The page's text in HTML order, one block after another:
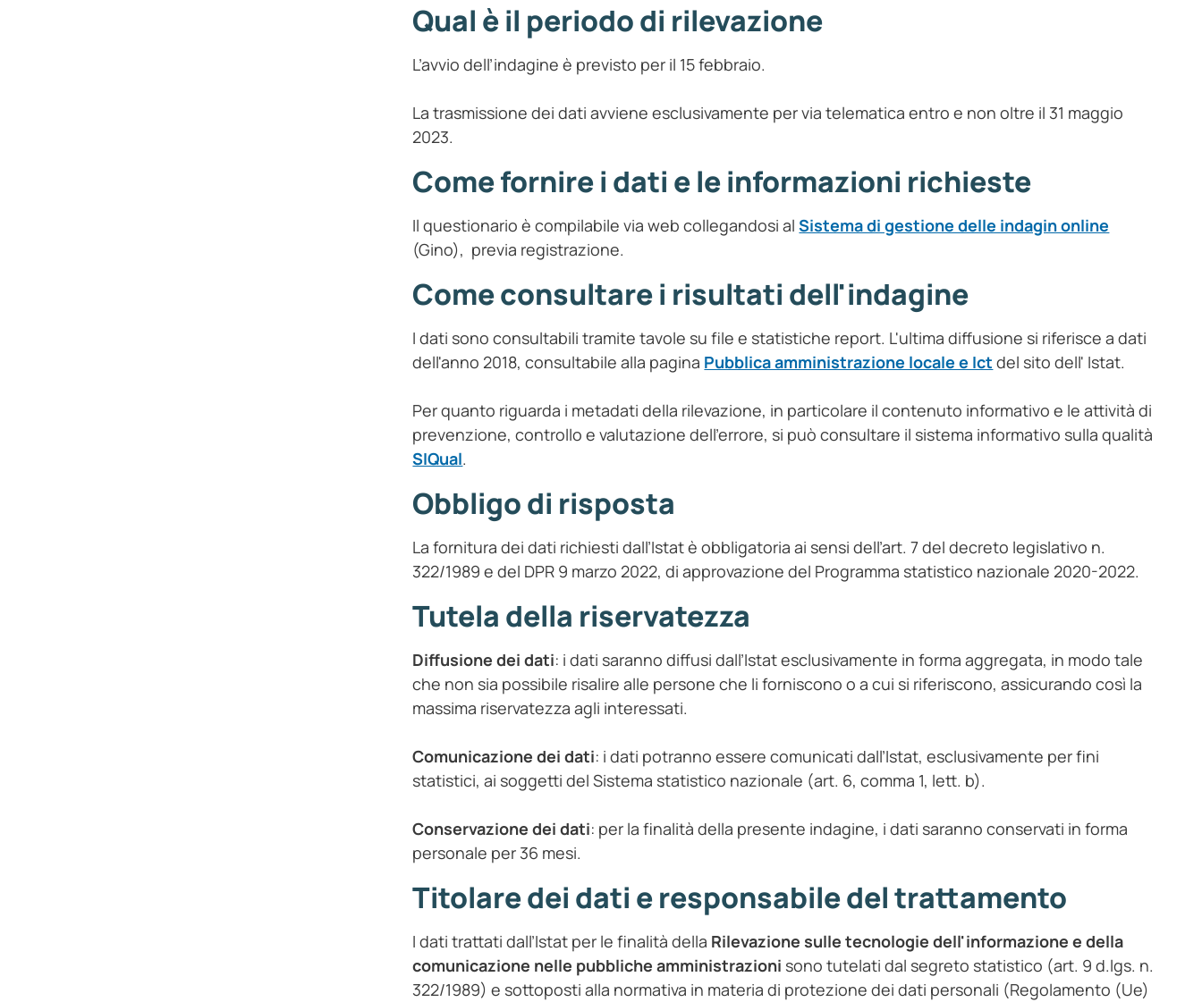
Qual è il periodo di rilevazione
L’avvio dell’indagine è previsto per il 15 febbraio.
La trasmissione dei dati avviene esclusivamente per via telematica entro e non oltre il 31 maggio
2023.
Come fornire i dati e le informazioni richieste
Il questionario è compilabile via web collegandosi alSistema di gestione delle indagin online
(Gino), previa registrazione.
Come consultare i risultati dell'indagine
I dati sono consultabili tramite tavole su file e statistiche report. L'ultima diffusione si riferisce a dati
dell'anno 2018, consultabile alla pagina Pubblica amministrazione locale e Ict del sito dell' Istat.
Per quanto riguarda i metadati della rilevazione, in particolare il contenuto informativo e le attività di
prevenzione, controllo e valutazione dell'errore, si può consultare il sistema informativo sulla qualità
SIQual.
Obbligo di risposta
La fornitura dei dati richiesti dall’Istat è obbligatoria ai sensi dell’art. 7 del decreto legislativo n.
322/1989 e del DPR 9 marzo 2022, di approvazione del Programma statistico nazionale 2020-2022.
Tutela della riservatezza
Diffusione dei dati: i dati saranno diffusi dall’Istat esclusivamente in forma aggregata, in modo tale
che non sia possibile risalire alle persone che li forniscono o a cui si riferiscono, assicurando così la
massima riservatezza agli interessati.
Comunicazione dei dati: i dati potranno essere comunicati dall’Istat, esclusivamente per fini
statistici, ai soggetti del Sistema statistico nazionale (art. 6, comma 1, lett. b).
Conservazione dei dati: per la finalità della presente indagine, i dati saranno conservati in forma
personale per 36 mesi.
Titolare dei dati e responsabile del trattamento
I dati trattati dall’Istat per le finalità della Rilevazione sulle tecnologie dell'informazione e della
comunicazione nelle pubbliche amministrazioni sono tutelati dal segreto statistico (art. 9 d.lgs. n.
322/1989) e sottoposti alla normativa in materia di protezione dei dati personali (Regolamento (Ue)